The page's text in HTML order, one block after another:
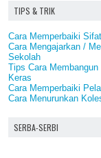
TIPS & TRIK
Cara Memperbaiki
Cara Mengajarkan /
Sekolah
Tips Cara
Keras
Cara Memperbaiki
Cara Menurunkan
SERBA-SERBI